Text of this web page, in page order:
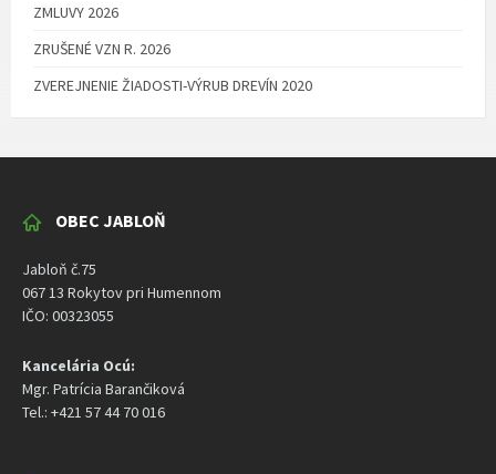
ZMLUVY 2026
ZRUŠENÉ VZN R. 2026
ZVEREJNENIE ŽIADOSTI-VÝRUB DREVÍN 2020
OBEC JABLOŇ
Jabloň č.75
067 13 Rokytov pri Humennom
IČO: 00323055
Kancelária Ocú:
Mgr. Patrícia Barančiková
Tel.: +421 57 44 70 016